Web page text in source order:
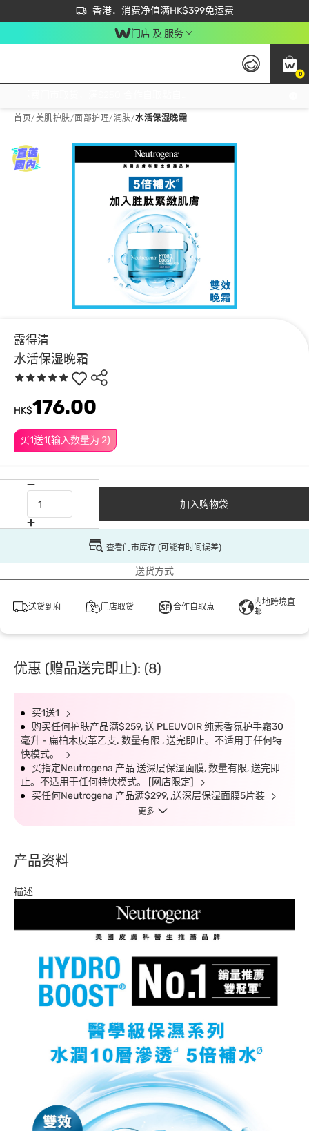
香港．消费净值满HK$399免运费
立即成为易赏钱会员尽享独家优惠
首次APP下单买满$450 输入 NEWAPP 即减$50
门店 及 服务
0
首页/美肌护肤/面部护理/润肤/水活保湿晚霜
露得清
水活保湿晚霜
买1送1(输入数量为 2)
HK$176.00
加入购物袋
查看门市库存 (可能有时间误差)
送货方式
送货到府 门店取货 合作自取点
内地跨境直
邮
优惠 (赠品送完即止): (8)
买1送1
购买任何护肤产品满$259, 送 PLEUVOIR 纯素香氛护手霜30
毫升 - 扁柏木皮革乙支. 数量有限 , 送完即止。不适用于任何特
快模式。
买指定Neutrogena 产品 送深层保湿面膜, 数量有限, 送完即
止。不适用于任何特快模式。 [网店限定]
买任何Neutrogena 产品满$299, ,送深层保湿面膜5片装
更多
产品资料
描述